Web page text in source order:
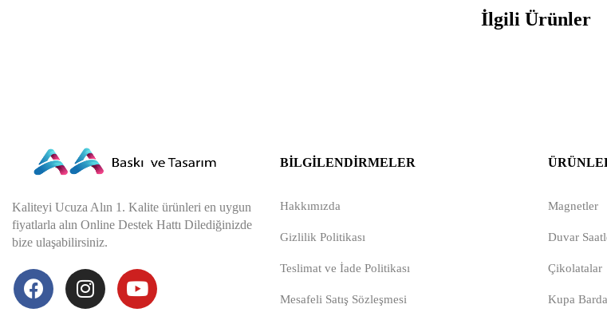
İlgili Ürünler
Kaliteyi Ucuza Alın 1. Kalite ürünleri en uygun
fiyatlarla alın Online Destek Hattı Dilediğinizde
bize ulaşabilirsiniz.
BILGILENDIRMELER
Hakkımızda
Gizlilik Politikası
Teslimat ve İade Politikası
Mesafeli Satış Sözleşmesi
Magnetler
Duvar
Çikolatalar
Kupa